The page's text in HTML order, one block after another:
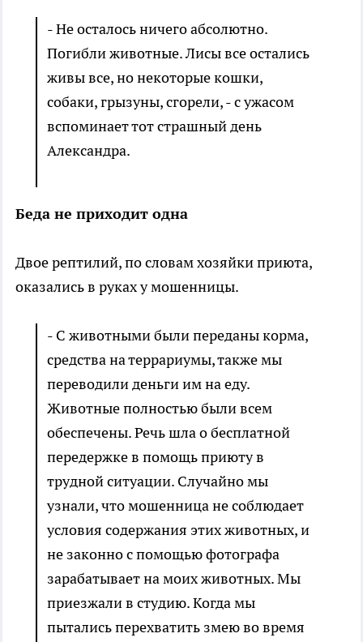
- Не осталось ничего абсолютно.
Погибли животные. Лисы все остались
живы все, но некоторые кошки,
собаки, грызуны, сгорели, - с ужасом
вспоминает тот страшный день
Александра.
Беда не приходит одна
Двое рептилий, по словам хозяйки приюта,
оказались в руках у мошенницы.
- С животными были переданы корма,
средства на террариумы, также мы
переводили деньги им на еду.
Животные полностью были всем
обеспечены. Речь шла о бесплатной
передержке в помощь приюту в
трудной ситуации. Случайно мы
узнали, что мошенница не соблюдает
условия содержания этих животных, и
не законно с помощью фотографа
зарабатывает на моих животных. Мы
приезжали в студию. Когда мы
пытались перехватить змею во время